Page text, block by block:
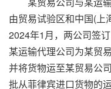
由贸易试验区和中国(上
2024年1月，两公司签
某运输代理公司为某贸
并将货物运至某贸易公
批从菲律宾进口货物的